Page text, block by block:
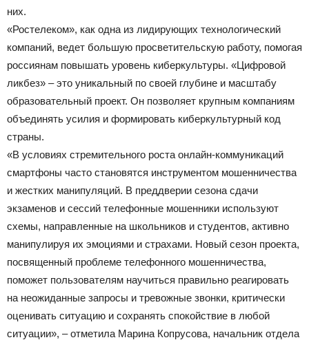
них.
«Ростелеком», как одна из лидирующих технологический
компаний, ведет большую просветительскую работу, помогая
россиянам повышать уровень киберкультуры. «Цифровой
ликбез» – это уникальный по своей глубине и масштабу
образовательный проект. Он позволяет крупным компаниям
объединять усилия и формировать киберкультурный код
страны.
«В условиях стремительного роста онлайн-коммуникаций
смартфоны часто становятся инструментом мошенничества
и жестких манипуляций. В преддверии сезона сдачи
экзаменов и сессий телефонные мошенники используют
схемы, направленные на школьников и студентов, активно
манипулируя их эмоциями и страхами. Новый сезон проекта,
посвященный проблеме телефонного мошенничества,
поможет пользователям научиться правильно реагировать
на неожиданные запросы и тревожные звонки, критически
оценивать ситуацию и сохранять спокойствие в любой
ситуации», – отметила Марина Копрусова, начальник отдела